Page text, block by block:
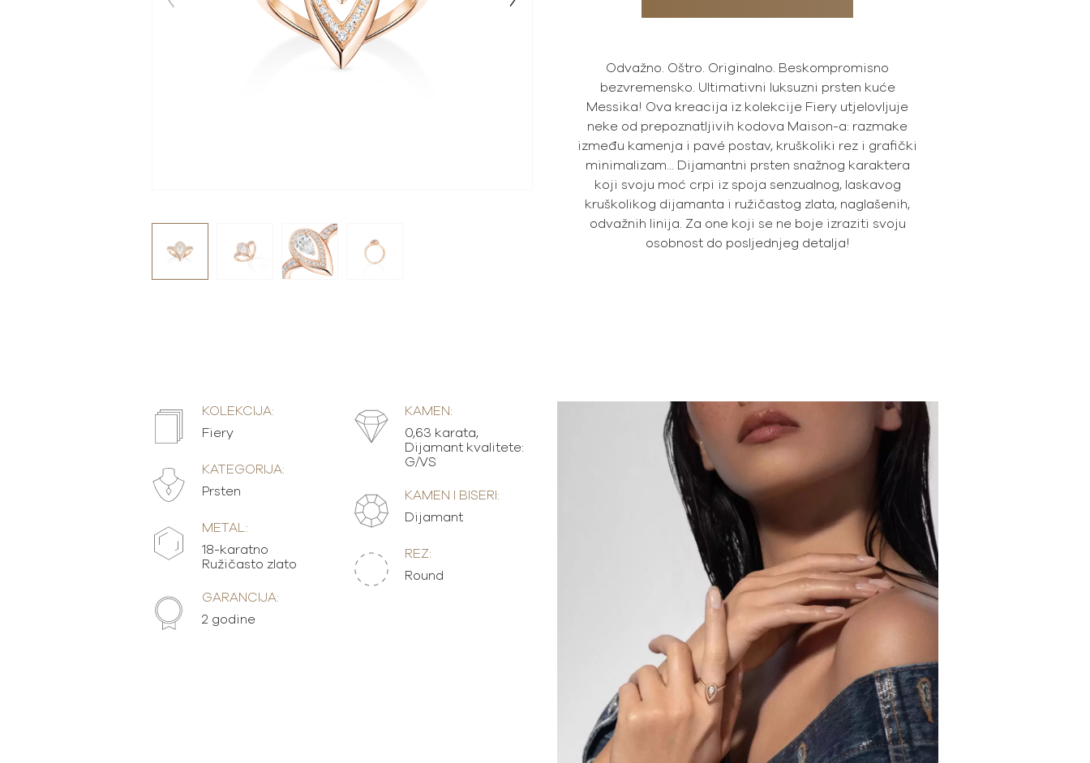
Odvažno. Oštro. Originalno. Beskompromisno
bezvremensko. Ultimativni luksuzni prsten kuće
Messika! Ova kreacija iz kolekcije Fiery utjelovljuje
neke od prepoznatljivih kodova Maison-a: razmake
između kamenja i pavé postav, kruškoliki rez i grafički
minimalizam… Dijamantni prsten snažnog karaktera
koji svoju moć crpi iz spoja senzualnog, laskavog
kruškolikog dijamanta i ružičastog zlata, naglašenih,
odvažnih linija. Za one koji se ne boje izraziti svoju
osobnost do posljednjeg detalja!
KOLEKCIJA:
Fiery
KATEGORIJA:
Prsten
METAL:
18-karatno
Ružičasto zlato
GARANCIJA:
2 godine
KAMEN:
0,63 karata,
Dijamant kvalitete:
G/VS
KAMEN I BISERI:
Dijamant
REZ:
Round